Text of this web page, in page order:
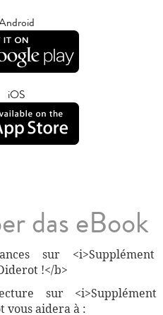
iOS
das eBook
sur
!</b>
sur
vous aidera à :